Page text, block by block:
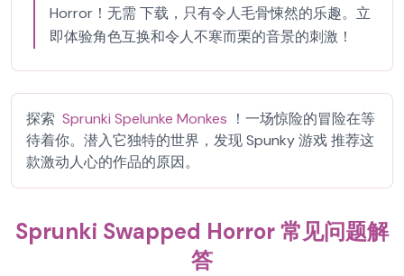
Horror！无需 下载，只有令人毛骨悚然的乐趣。立
即体验角色互换和令人不寒而栗的音景的刺激！
探索 Sprunki Spelunke Monkes ！一场惊险的冒险在等
待着你。潜入它独特的世界，发现 Spunky 游戏 推荐这
款激动人心的作品的原因。
Sprunki Swapped Horror 常见问题解
答